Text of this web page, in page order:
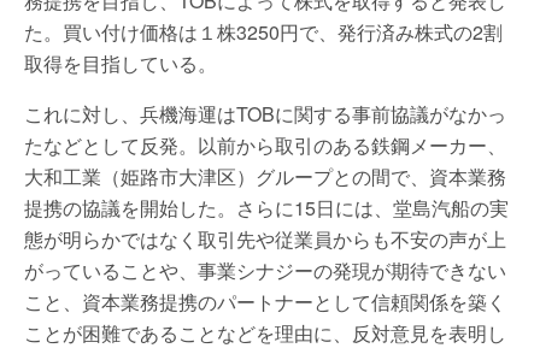
た。買い付け価格は１株3250円で、発行済み株式の2割
取得を目指している。
これに対し、兵機海運はTOBに関する事前協議がなかっ
たなどとして反発。以前から取引のある鉄鋼メーカー、
大和工業（姫路市大津区）グループとの間で、資本業務
提携の協議を開始した。さらに15日には、堂島汽船の実
態が明らかではなく取引先や従業員からも不安の声が上
がっていることや、事業シナジーの発現が期待できない
こと、資本業務提携のパートナーとして信頼関係を築く
ことが困難であることなどを理由に、反対意見を表明し